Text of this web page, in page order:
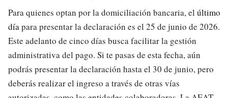
Para quienes optan por la domiciliación bancaria, el último
díapara presentar la declaración es el 25 de junio de 2026.
Este adelanto de cinco días busca facilitar la gestión
administrativa del pago. Si te pasas de esta fecha, aún
podrás presentar la declaración hasta el 30 de junio, pero
deberás realizar el ingreso a través de otras vías